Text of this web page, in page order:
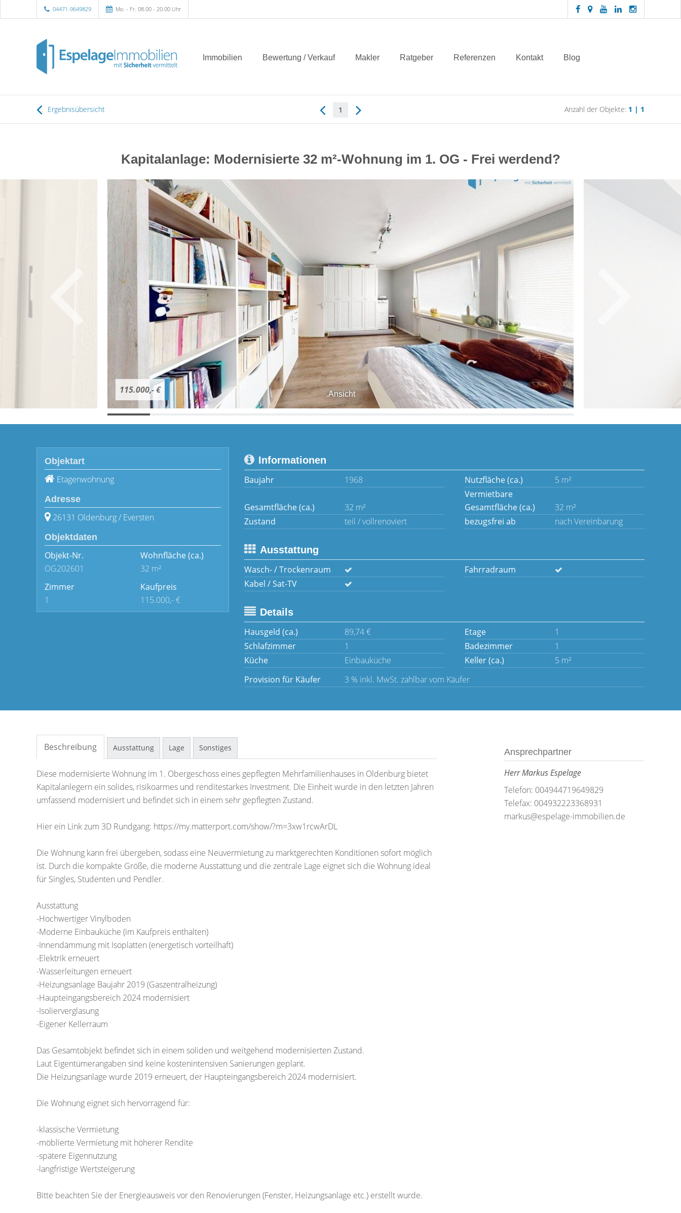
04471-9649829 Mo. - Fr. 08.00 - 20.00 Uhr
Immobilien Bewertung / Verkauf Makler Ratgeber Referenzen Kontakt Blog
Ergebnisübersicht 1 Anzahl der Objekte: 1 | 1
Kapitalanlage: Modernisierte 32 m²-Wohnung im 1. OG - Frei werdend?
.Ansicht
115.000,- €
Objektart
Etagenwohnung
Adresse
26131 Oldenburg / Eversten
Objektdaten
Objekt-Nr.
OG202601
Wohnfläche(ca.)
32 m²
Zimmer
1
Kaufpreis
115.000,- €
Informationen
Baujahr
1968 Nutzfläche (ca.) 5 m²
Gesamtfläche (ca.) 32 m²
Vermietbare
Gesamtfläche (ca.)
32 m²
Zustand
teil / vollrenoviert bezugsfrei ab nach Vereinbarung
Ausstattung
Wasch- / Trockenraum
Fahrradraum
Kabel / Sat-TV
Details
Hausgeld (ca.)
89,74 € Etage
1
Schlafzimmer
1 Badezimmer
1
Küche
Einbauküche Keller (ca.)
5 m²
Provision für Käufer
3 % inkl. MwSt. zahlbar vom Käufer
Beschreibung Ausstattung Lage Sonstiges
Diese modernisierte Wohnung im 1. Obergeschoss eines gepflegten Mehrfamilienhauses in Oldenburg bietet
Kapitalanlegern ein solides, risikoarmes und renditestarkes Investment. Die Einheit wurde in den letzten Jahren
umfassend modernisiert und befindet sich in einem sehr gepflegten Zustand.
Hier ein Link zum 3D Rundgang: https://my.matterport.com/show/?m=3xw1rcwArDL
Die Wohnung kann frei übergeben, sodass eine Neuvermietung zu marktgerechten Konditionen sofort möglich
ist. Durch die kompakte Größe, die moderne Ausstattung und die zentrale Lage eignet sich die Wohnung ideal
für Singles, Studenten und Pendler.
Ausstattung
-Hochwertiger Vinylboden
-Moderne Einbauküche (im Kaufpreis enthalten)
-Innendämmung mit Isoplatten (energetisch vorteilhaft)
-Elektrik erneuert
-Wasserleitungen erneuert
-Heizungsanlage Baujahr 2019 (Gaszentralheizung)
-Haupteingangsbereich 2024 modernisiert
-Isolierverglasung
-Eigener Kellerraum
Das Gesamtobjekt befindet sich in einem soliden und weitgehend modernisierten Zustand.
Laut Eigentümerangaben sind keine kostenintensiven Sanierungen geplant.
Die Heizungsanlage wurde 2019 erneuert, der Haupteingangsbereich 2024 modernisiert.
Die Wohnung eignet sich hervorragend für:
-klassische Vermietung
-möblierte Vermietung mit höherer Rendite
-spätere Eigennutzung
-langfristige Wertsteigerung
Bitte beachten Sie der Energieausweis vor den Renovierungen (Fenster, Heizungsanlage etc.) erstellt wurde.
Ansprechpartner
Herr Markus Espelage
Telefon: 004944719649829
Telefax: 004932223368931
markus@espelage-immobilien.de